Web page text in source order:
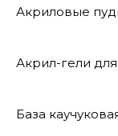
Акриловые
Акрил-гели
База